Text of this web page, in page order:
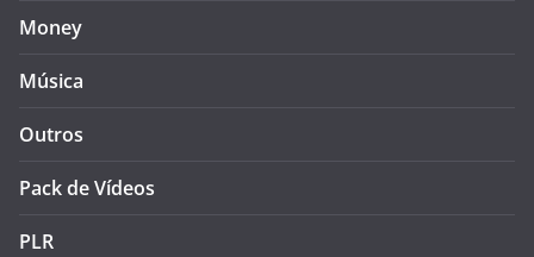
Money
Música
Outros
Pack de Vídeos
PLR